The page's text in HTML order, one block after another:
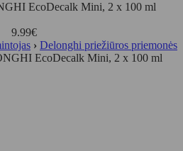
EcoDecalk Mini, 2 x 100 ml
9.99€
› Delonghi priežiūros priemonės
EcoDecalk Mini, 2 x 100 ml